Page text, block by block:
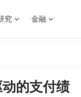
究 金融
的支付绩